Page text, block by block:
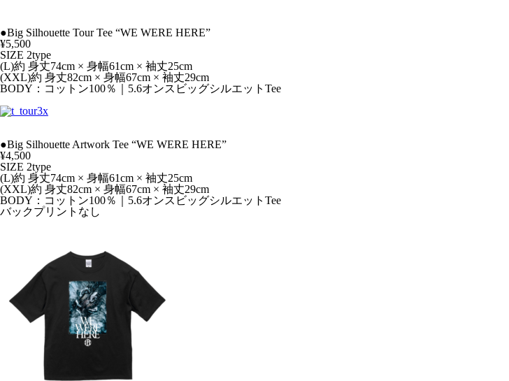
●Big Silhouette Tour Tee “WE WERE HERE”
¥5,500
SIZE 2type
(L)約 身丈74cm × 身幅61cm × 袖丈25cm
(XXL)約 身丈82cm × 身幅67cm × 袖丈29cm
BODY：コットン100％｜5.6オンスビッグシルエットTee
●Big Silhouette Artwork Tee “WE WERE HERE”
¥4,500
SIZE 2type
(L)約 身丈74cm × 身幅61cm × 袖丈25cm
(XXL)約 身丈82cm × 身幅67cm × 袖丈29cm
BODY：コットン100％｜5.6オンスビッグシルエットTee
バックプリントなし